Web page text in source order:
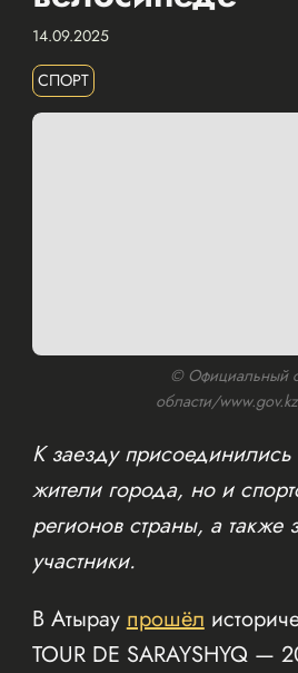
14.09.2025
СПОРТ
© Официальный
области/
К заезду присоединились
жители города, но и
регионов страны, а также
участники.
В Атыраупрошёл
TOUR DE SARAYSHYQ —